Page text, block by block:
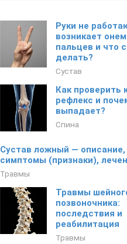
Руки не
возникает
пальцев и что
делать?
Сустав
Как проверить
рефлекс и
выпадает?
Спина
Сустав ложный —
симптомы (признаки),
Травмы
Травмы
позвоночника:
последствия и
реабилитация
Травмы